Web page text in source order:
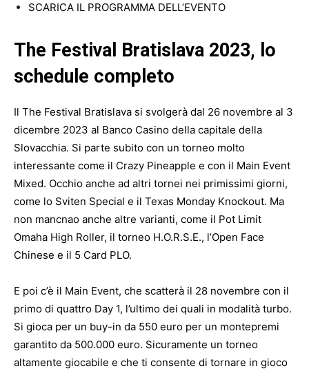
SCARICA IL PROGRAMMA DELL’EVENTO
The Festival Bratislava 2023, lo
schedule completo
Il The Festival Bratislava si svolgerà dal 26 novembre al 3
dicembre 2023 al Banco Casino della capitale della
Slovacchia. Si parte subito con un torneo molto
interessante come il Crazy Pineapple e con il Main Event
Mixed. Occhio anche ad altri tornei nei primissimi giorni,
come lo Sviten Special e il Texas Monday Knockout. Ma
non mancnao anche altre varianti, come il Pot Limit
Omaha High Roller, il torneo H.O.R.S.E., l’Open Face
Chinese e il 5 Card PLO.
E poi c’è il Main Event, che scatterà il 28 novembre con il
primo di quattro Day 1, l’ultimo dei quali in modalità turbo.
Si gioca per un buy-in da 550 euro per un montepremi
garantito da 500.000 euro. Sicuramente un torneo
altamente giocabile e che ti consente di tornare in gioco